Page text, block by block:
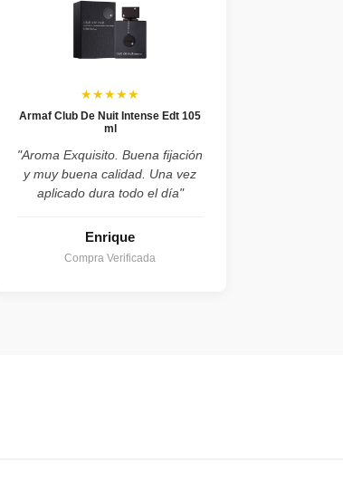
★★★★★
Armaf Club De Nuit Intense Edt 105
ml
"Aroma Exquisito. Buena fijación
y muy buena calidad. Una vez
aplicado dura todo el día"
Enrique
Compra Verificada